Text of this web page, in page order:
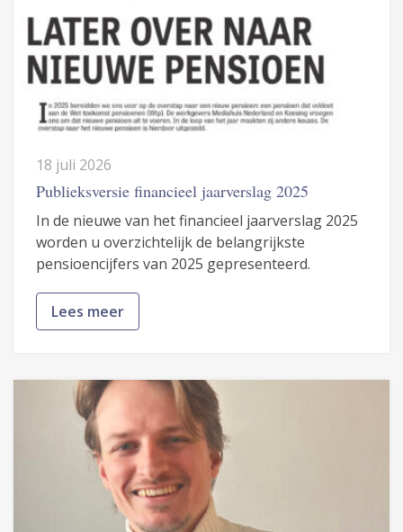
18 juli 2026
Publieksversie financieel jaarverslag 2025
In de nieuwe van het financieel jaarverslag 2025
worden u overzichtelijk de belangrijkste
pensioencijfers van 2025 gepresenteerd.
Lees meer